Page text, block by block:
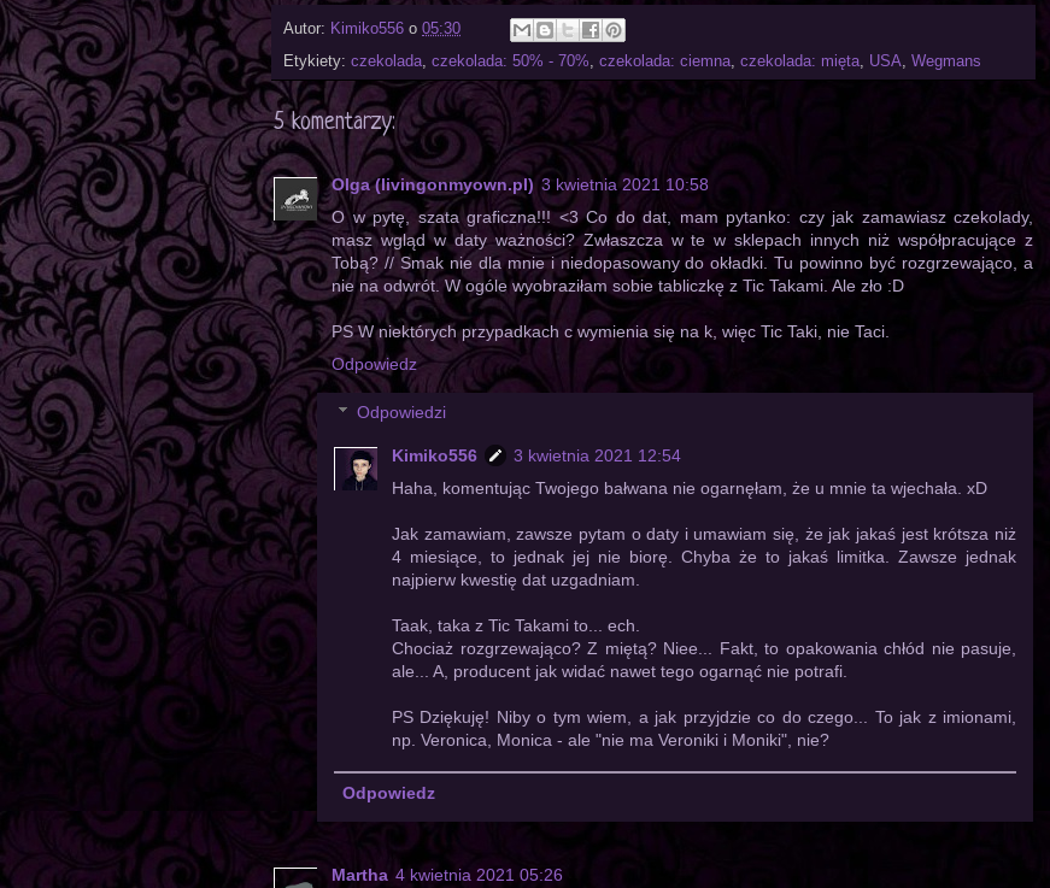
Autor: Kimiko556 o 05:30
Etykiety: czekolada, czekolada: 50% - 70%, czekolada: ciemna, czekolada: mięta, USA, Wegmans
5 komentarzy:
Olga (livingonmyown.pl) 3 kwietnia 2021 10:58
O w pytę, szata graficzna!!! <3 Co do dat, mam pytanko: czy jak zamawiasz czekolady,
masz wgląd w daty ważności? Zwłaszcza w te w sklepach innych niż współpracujące z
Tobą? // Smak nie dla mnie i niedopasowany do okładki. Tu powinno być rozgrzewająco, a
nie na odwrót. W ogóle wyobraziłam sobie tabliczkę z Tic Takami. Ale zło :D
PS W niektórych przypadkach c wymienia się na k, więc Tic Taki, nie Taci.
Odpowiedz
Odpowiedzi
Kimiko556
3 kwietnia 2021 12:54
Haha, komentując Twojego bałwana nie ogarnęłam, że u mnie ta wjechała. xD
Jak zamawiam, zawsze pytam o daty i umawiam się, że jak jakaś jest krótsza niż
4 miesiące, to jednak jej nie biorę. Chyba że to jakaś limitka. Zawsze jednak
najpierw kwestię dat uzgadniam.
Taak, taka z Tic Takami to... ech.
Chociaż rozgrzewająco? Z miętą? Niee... Fakt, to opakowania chłód nie pasuje,
ale... A, producent jak widać nawet tego ogarnąć nie potrafi.
PS Dziękuję! Niby o tym wiem, a jak przyjdzie co do czego... To jak z imionami,
np. Veronica, Monica - ale "nie ma Veroniki i Moniki", nie?
Odpowiedz
Martha 4 kwietnia 2021 05:26